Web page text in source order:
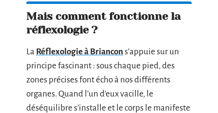
Mais comment fonctionne la
réflexologie ?
La Réflexologie à Briancon s’appuie sur un
principe fascinant : sous chaque pied, des
zones précises font écho à nos différents
organes. Quand l’un d’eux vacille, le
déséquilibre s’installe et le corps le manifeste